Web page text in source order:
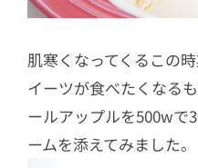
肌寒くなってくるこの
イーツが食べたくなる
ールアップルを500wで
ームを添えてみました。